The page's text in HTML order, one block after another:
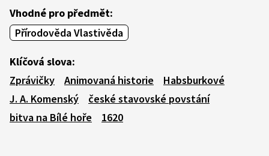
Vhodné pro předmět:
Přírodověda Vlastivěda
Klíčová slova:
Zprávičky
Animovaná historie
Habsburkové
J. A. Komenský
české stavovské povstání
bitva na Bílé hoře
1620